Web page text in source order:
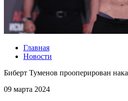
Главная
Новости
Биберт Туменов прооперирован
09 марта 2024